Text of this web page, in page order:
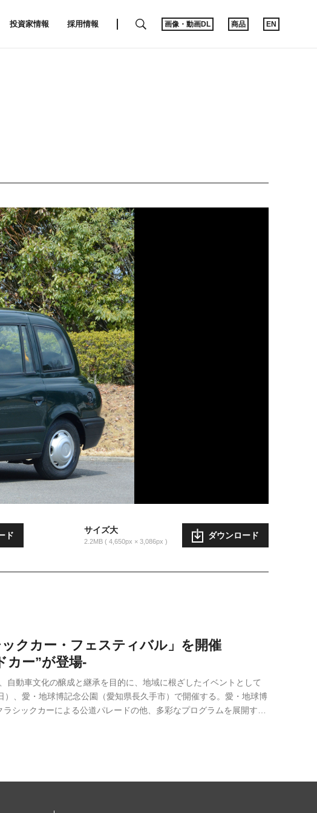
投資家情報 採用情報 SEARCH画像・動画DL 商品 EN
ド
サイズ大
2.2MB 4,650px × 3,086px
ダウンロード
クカー・フェスティバル」を開催
カー”が登場-
自動車文化の醸成と継承を目的に、地域に根ざしたイベントとして
、愛・地球博記念公園（愛知県長久手市）で開催する。愛・地球博
シックカーによる公道パレードの他、多彩なプログラムを展開す